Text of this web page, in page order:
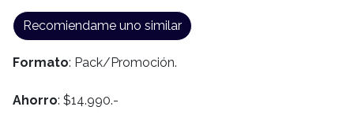
Recomiendame uno similar
Formato: Pack/Promoción.
Ahorro: $14.990.-